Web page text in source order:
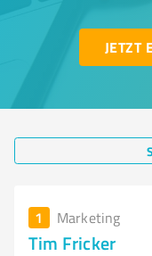
JETZT
1 Marketing
Tim Fricker